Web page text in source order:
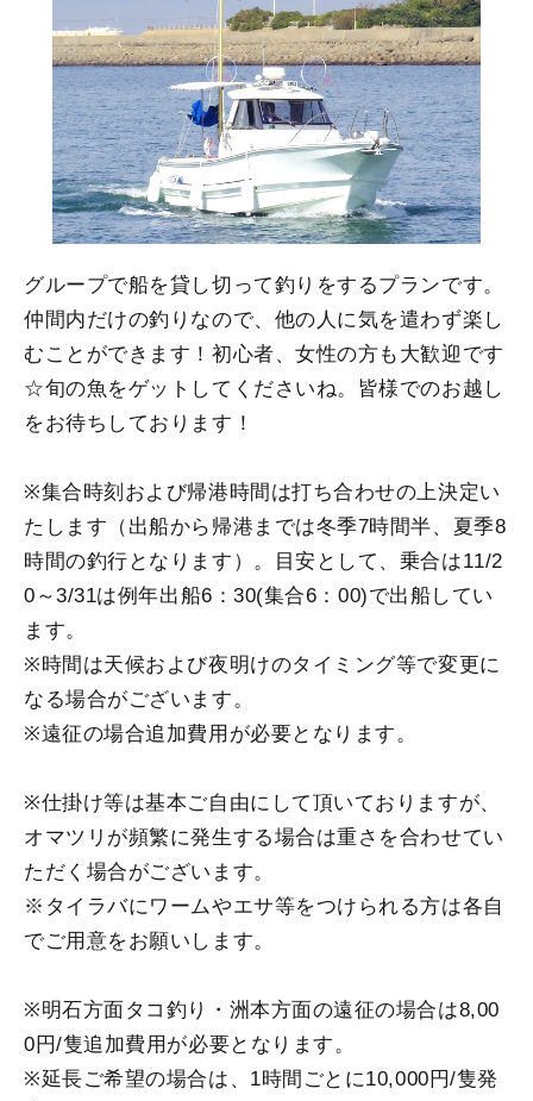
グループで船を貸し切って釣りをするプランです。
仲間内だけの釣りなので、他の人に気を遣わず楽し
むことができます！初心者、女性の方も大歓迎です
☆旬の魚をゲットしてくださいね。皆様でのお越し
をお待ちしております！
※集合時刻および帰港時間は打ち合わせの上決定い
たします（出船から帰港までは冬季7時間半、夏季8
時間の釣行となります）。目安として、乗合は11/2
0～3/31は例年出船6：30(集合6：00)で出船してい
ます。
※時間は天候および夜明けのタイミング等で変更に
なる場合がございます。
※遠征の場合追加費用が必要となります。
※仕掛け等は基本ご自由にして頂いておりますが、
オマツリが頻繁に発生する場合は重さを合わせてい
ただく場合がございます。
※タイラバにワームやエサ等をつけられる方は各自
でご用意をお願いします。
※明石方面タコ釣り・洲本方面の遠征の場合は8,00
0円/隻追加費用が必要となります。
※延長ご希望の場合は、1時間ごとに10,000円/隻発